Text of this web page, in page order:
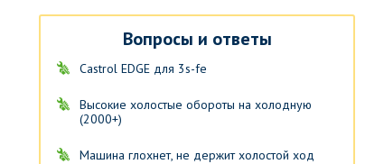
Вопросы и ответы
Castrol EDGE для 3s-fe
Высокие холостые обороты на холодную
(2000+)
Машина глохнет, не держит холостой ход